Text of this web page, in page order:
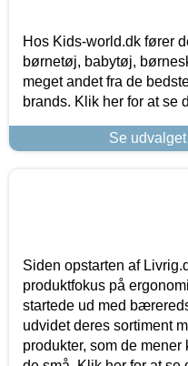
Hos Kids-world.dk fører
børnetøj, babytøj,
meget andet fra de
brands. Klik her for at se
Se
Siden opstarten af
produktfokus på
startede ud med
udvidet deres sortiment
produkter, som de